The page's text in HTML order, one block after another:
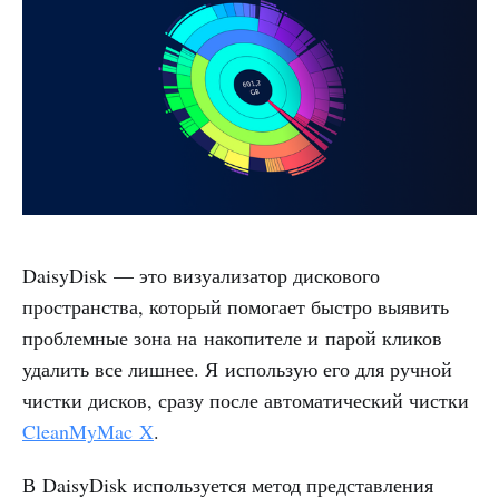
DaisyDisk — это визуализатор дискового
пространства, который помогает быстро выявить
проблемные зона на накопителе и парой кликов
удалить все лишнее. Я использую его для ручной
чистки дисков, сразу после автоматический чистки
CleanMyMac X.
В DaisyDisk используется метод представления